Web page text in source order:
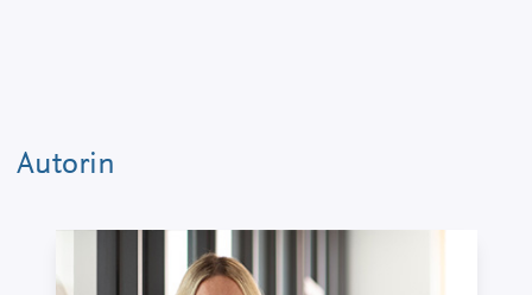
Autorin